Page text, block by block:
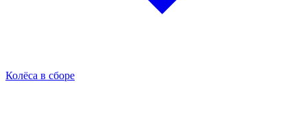
Колёса в сборе